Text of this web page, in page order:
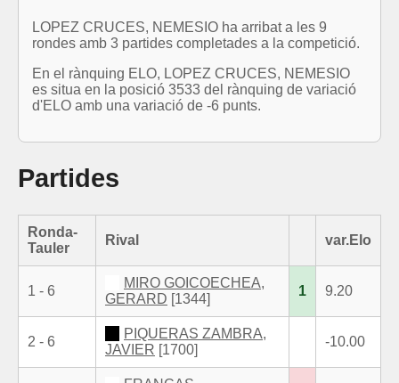
LOPEZ CRUCES, NEMESIO ha arribat a les 9
rondes amb 3 partides completades a la competició.
En el rànquing ELO, LOPEZ CRUCES, NEMESIO
es situa en la posició 3533 del rànquing de variació
d'ELO amb una variació de -6 punts.
Partides
Ronda-
Tauler
Rival var.Elo
1 - 6
MIRO GOICOECHEA,
GERARD [1344]
1 9.20
2 - 6
PIQUERAS ZAMBRA,
JAVIER [1700]
-10.00